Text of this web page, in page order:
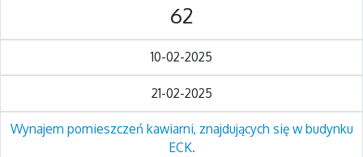
62
10-02-2025
21-02-2025
Wynajem pomieszczeń kawiarni, znajdujących się w budynku
ECK.